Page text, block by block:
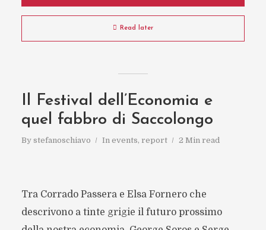
Read later
Il Festival dell’Economia e
quel fabbro di Saccolongo
By stefanoschiavo In events, report 2 Min read
Tra Corrado Passera e Elsa Fornero che
descrivono a tinte grigie il futuro prossimo